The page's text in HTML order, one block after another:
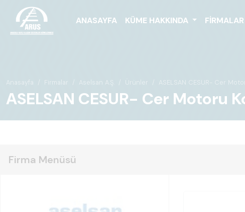
ANASAYFA KÜME HAKKINDA FIRMALAR
Anasayfa Firmalar Aselsan A.Ş. Ürünler ASELSAN CESUR- Cer
ASELSAN CESUR- Cer Motoru
Firma Menüsü